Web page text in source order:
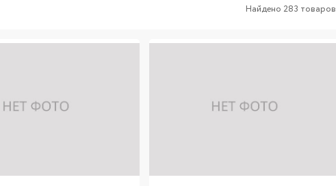
Найдено 283 товаров